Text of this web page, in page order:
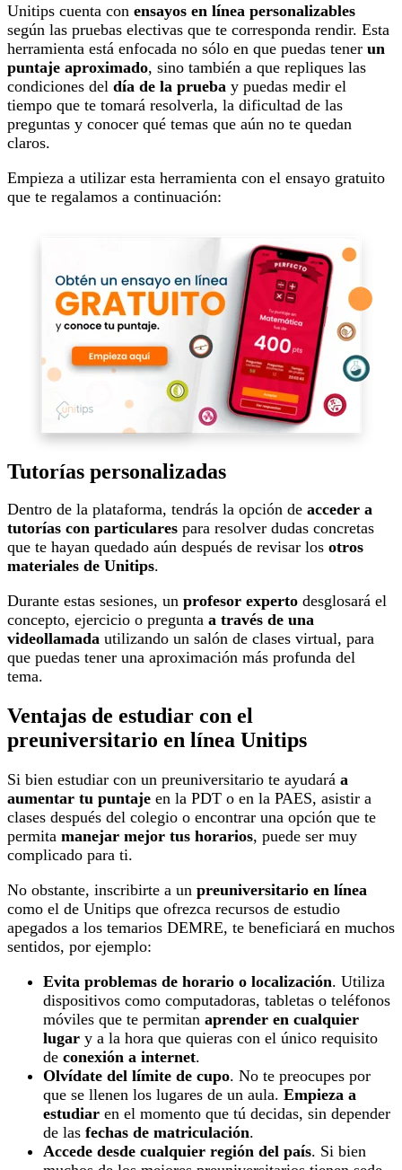
Unitips cuenta con ensayos en línea personalizables
según las pruebas electivas que te corresponda rendir. Esta
herramienta está enfocada no sólo en que puedas tener un
puntaje aproximado, sino también a que repliques las
condiciones del día de la prueba y puedas medir el
tiempo que te tomará resolverla, la dificultad de las
preguntas y conocer qué temas que aún no te quedan
claros.
Empieza a utilizar esta herramienta con el ensayo gratuito
que te regalamos a continuación:
Tutorías personalizadas
Dentro de la plataforma, tendrás la opción de acceder a
tutorías con particulares para resolver dudas concretas
que te hayan quedado aún después de revisar los otros
materiales de Unitips.
Durante estas sesiones, un profesor experto desglosará el
concepto, ejercicio o pregunta a través de una
videollamada utilizando un salón de clases virtual, para
que puedas tener una aproximación más profunda del
tema.
Ventajas de estudiar con el
preuniversitario en línea Unitips
Si bien estudiar con un preuniversitario te ayudará a
aumentar tu puntaje en la PDT o en la PAES, asistir a
clases después del colegio o encontrar una opción que te
permita manejar mejor tus horarios, puede ser muy
complicado para ti.
No obstante, inscribirte a un preuniversitario en línea
como el de Unitips que ofrezca recursos de estudio
apegados a los temarios DEMRE, te beneficiará en muchos
sentidos, por ejemplo:
Evita problemas de horario o localización. Utiliza
dispositivos como computadoras, tabletas o teléfonos
móviles que te permitan aprender en cualquier
lugar y a la hora que quieras con el único requisito
de conexión a internet.
Olvídate del límite de cupo. No te preocupes por
que se llenen los lugares de un aula. Empieza a
estudiar en el momento que tú decidas, sin depender
de las fechas de matriculación.
Accede desde cualquier región del país. Si bien